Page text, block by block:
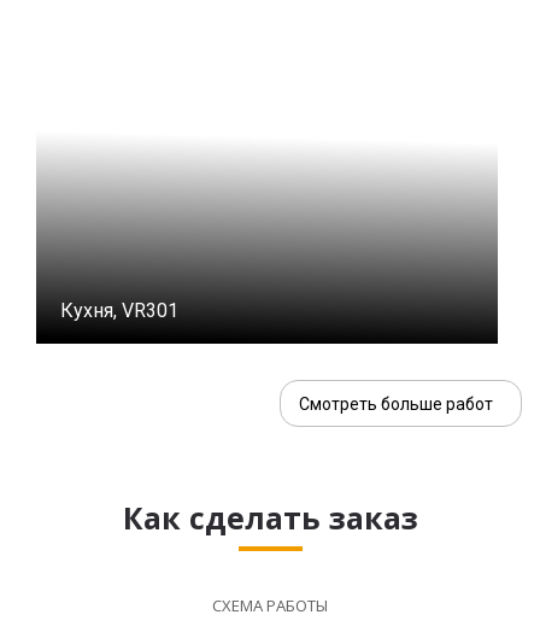
Кухня, VR301
Смотреть больше работ
Как сделать заказ
СХЕМА РАБОТЫ